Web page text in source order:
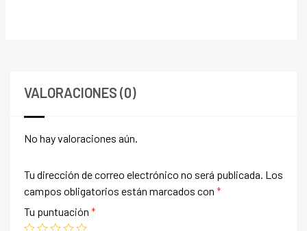
VALORACIONES (0)
No hay valoraciones aún.
Tu dirección de correo electrónico no será publicada. Los
campos obligatorios están marcados con *
Tu puntuación *